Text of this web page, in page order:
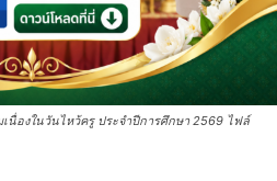
นื่องในวันไหว้ครู ประจำปีการศึกษา 2569 ไฟล์